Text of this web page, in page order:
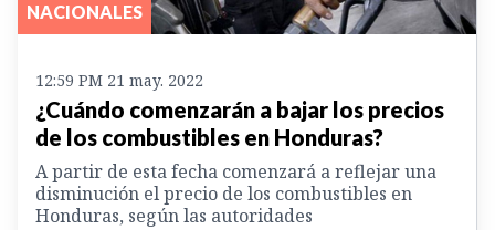
NACIONALES
12:59 PM 21 may. 2022
¿Cuándo comenzarán a bajar los precios
de los combustibles en Honduras?
A partir de esta fecha comenzará a reflejar una
disminución el precio de los combustibles en
Honduras, según las autoridades